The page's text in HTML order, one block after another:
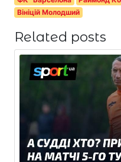
Вініцій Молодший
Related posts